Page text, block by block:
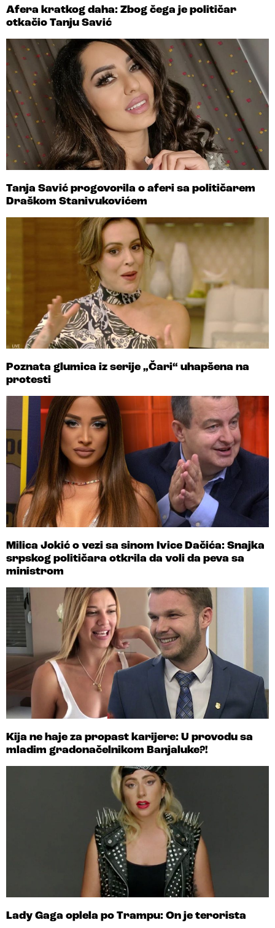
Afera kratkog daha: Zbog čega je političar
otkačio Tanju Savić
Tanja Savić progovorila o aferi sa političarem
Draškom Stanivukovićem
Poznata glumica iz serije „Čari“ uhapšena na
protesti
Milica Jokić o vezi sa sinom Ivice Dačića: Snajka
srpskog političara otkrila da voli da peva sa
ministrom
Kija ne haje za propast karijere: U provodu sa
mladim gradonačelnikom Banjaluke?!
Lady Gaga oplela po Trampu: On je terorista